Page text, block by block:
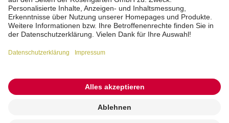
Interne Meldestelle
Zahlungsmittel
Barrierefreiheitserklärung
Vertrag widerrufen
© 2026 ROSENGARTEN-Tierbestattung